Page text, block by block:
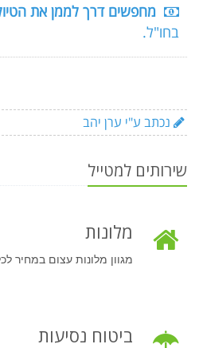
מחפשים דרך לממן את
בחו"ל.
נכתב ע"י ערן יהב
שירותים למטייל
מלונות
מגוון מלונות עצום במחיר
ביטוח נסיעות